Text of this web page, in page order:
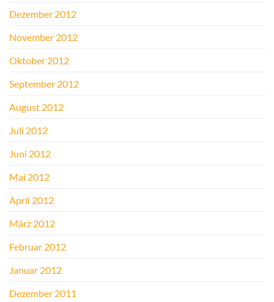
Dezember 2012
November 2012
Oktober 2012
September 2012
August 2012
Juli 2012
Juni 2012
Mai 2012
April 2012
März 2012
Februar 2012
Januar 2012
Dezember 2011